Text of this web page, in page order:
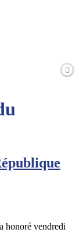
honoré vendredi